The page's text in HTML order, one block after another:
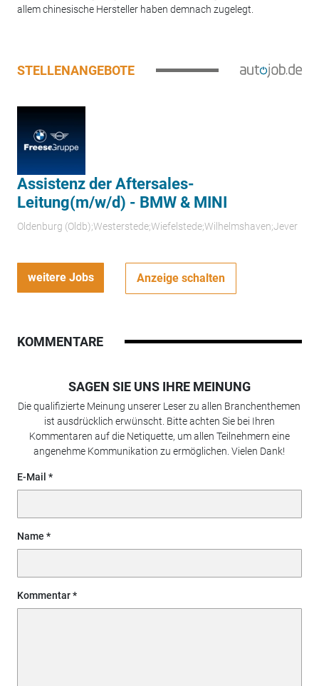
allem chinesische Hersteller haben demnach zugelegt.
STELLENANGEBOTE
Assistenz der Aftersales-
Leitung(m/w/d) - BMW & MINI
Oldenburg (Oldb);Westerstede;Wiefelstede;Wilhelmshaven;Jever
weitere Jobs Anzeige schalten
KOMMENTARE
SAGEN SIE UNS IHRE MEINUNG
Die qualifizierte Meinung unserer Leser zu allen Branchenthemen
ist ausdrücklich erwünscht. Bitte achten Sie bei Ihren
Kommentaren auf die Netiquette, um allen Teilnehmern eine
angenehme Kommunikation zu ermöglichen. Vielen Dank!
E-Mail
Name
Kommentar